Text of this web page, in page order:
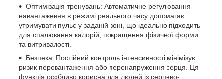
Оптимізація тренувань: Автоматичне регулювання
навантаження в режимі реального часу допомагає
утримувати пульс у заданій зоні, що ідеально підходить
для спалювання калорій, покращення фізичної форми
та витривалості.
Безпека: Постійний контроль інтенсивності мінімізує
ризик перевантаження або перенапруження серця. Ця
функція особливо корисна для людей із серцево-